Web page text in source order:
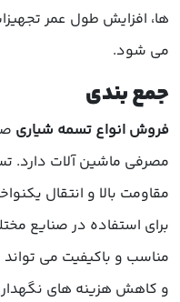
ها، افزایش طول عمر
می شود.
جمع بندی
فروش انواع تسمه شیاری
مصرفی ماشین آلات دارد.
مقاومت بالا و انتقال
برای استفاده در صنایع
مناسب و باکیفیت می تواند
و کاهش هزینه های